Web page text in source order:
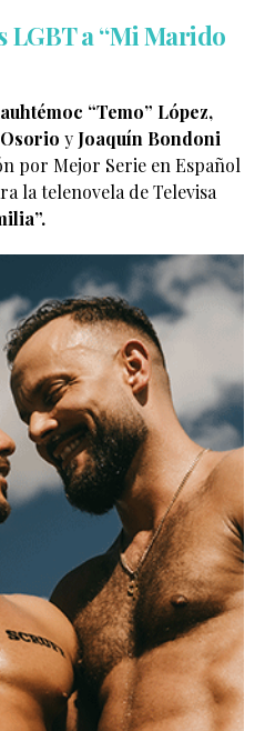
a “Mi Marido
“Temo” López,
y Joaquín Bondoni
por Mejor Serie en Español
la telenovela de Televisa